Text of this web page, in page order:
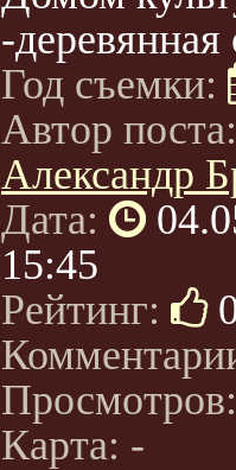
-деревянная
Год съемки:
Автор
Александр
Дата:
15:45
Рейтинг:
Карта: -